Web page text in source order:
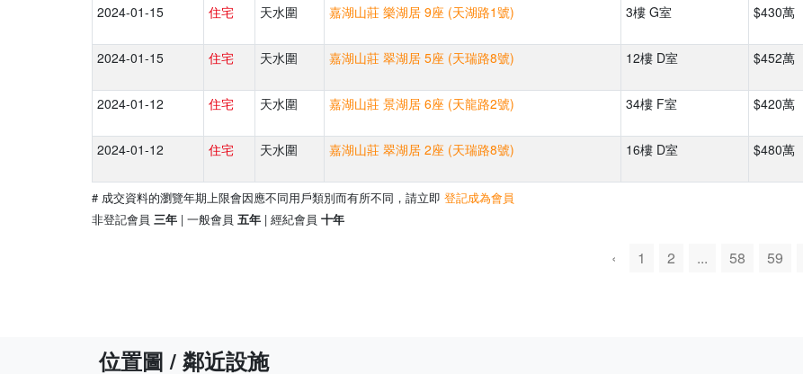
2024-01-15 住宅 天水圍 嘉湖山莊 樂湖居 9座 (天湖路1號) 3樓 G室 $430萬
2024-01-15 住宅 天水圍 嘉湖山莊 翠湖居 5座 (天瑞路8號) 12樓 D室 $452萬
2024-01-12 住宅 天水圍 嘉湖山莊 景湖居 6座 (天龍路2號) 34樓 F室 $420萬
2024-01-12 住宅 天水圍 嘉湖山莊 翠湖居 2座 (天瑞路8號) 16樓 D室 $480萬
# 成交資料的瀏覽年期上限會因應不同用戶類別而有所不同，請立即 登記成為會員
非登記會員 三年 | 一般會員 五年 | 經紀會員 十年
‹ 1 2 ... 58 59
位置圖 / 鄰近設施